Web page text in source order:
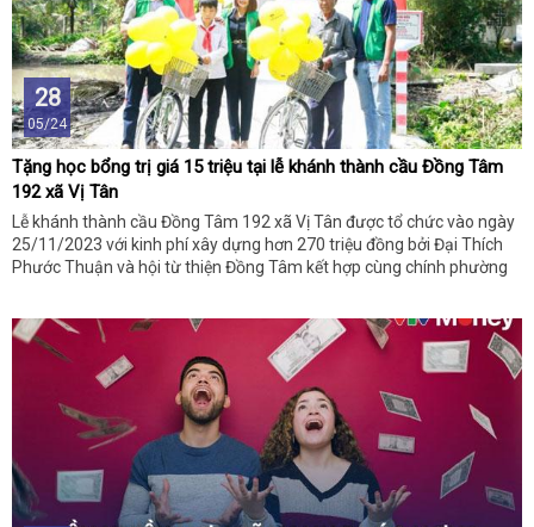
28
05/24
Tặng học bổng trị giá 15 triệu tại lễ khánh thành cầu Đồng Tâm
192 xã Vị Tân
Lễ khánh thành cầu Đồng Tâm 192 xã Vị Tân được tổ chức vào ngày
25/11/2023 với kinh phí xây dựng hơn 270 triệu đồng bởi Đại Thích
Phước Thuận và hội từ thiện Đồng Tâm kết hợp cùng chính phường